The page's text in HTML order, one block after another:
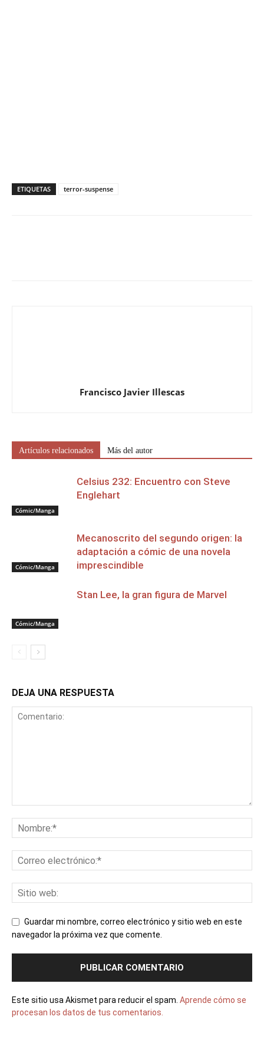
ETIQUETAS terror-suspense
Francisco Javier Illescas
Artículos relacionados Más del autor
Cómic/Manga
Celsius 232: Encuentro con Steve
Englehart
Cómic/Manga
Mecanoscrito del segundo origen: la
adaptación a cómic de una novela
imprescindible
Cómic/Manga
Stan Lee, la gran figura de Marvel
DEJA UNA RESPUESTA
Guardar mi nombre, correo electrónico y sitio web en este
navegador la próxima vez que comente.
Este sitio usa Akismet para reducir el spam. Aprende cómo se
procesan los datos de tus comentarios.